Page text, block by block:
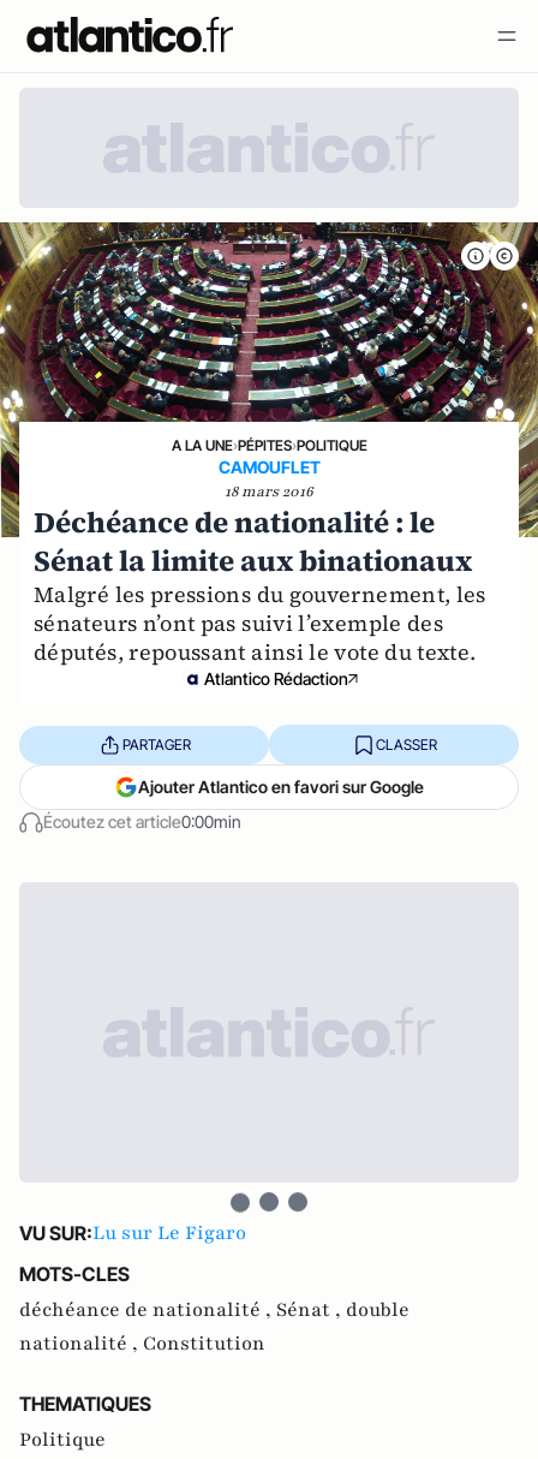
A LA UNE›PÉPITES›POLITIQUE
CAMOUFLET
18 mars 2016
Déchéance de nationalité : le
Sénat la limite aux binationaux
Malgré les pressions du gouvernement, les
sénateurs n’ont pas suivi l’exemple des
députés, repoussant ainsi le vote du texte.
Atlantico Rédaction
Écoutez cet article0:00min
PARTAGER CLASSER
Ajouter Atlantico en favori sur Google
VU SUR:Lu sur Le Figaro
MOTS-CLES
déchéance de nationalité , Sénat , double
nationalité , Constitution
THEMATIQUES
Politique